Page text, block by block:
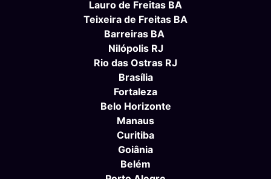
Lauro de Freitas BA
Teixeira de Freitas BA
Barreiras BA
Nilópolis RJ
Rio das Ostras RJ
Brasília
Fortaleza
Belo Horizonte
Manaus
Curitiba
Goiânia
Belém